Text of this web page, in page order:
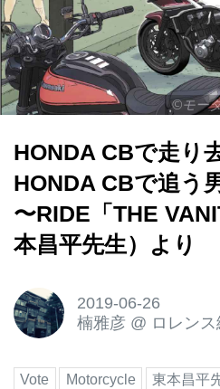
©️モー
HONDA CBで走り
HONDA CBで追う
〜RIDE「THE
本昌平先生）より
2019-06-26
楠雅彦 @ ロレン
Vote Motorcycle
東本昌平